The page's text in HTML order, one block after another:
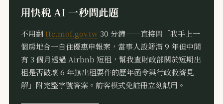
用快稅 AI 一秒問此題
不用翻ttc.mof.gov.tw 30 分鐘——直接問「我手上一
個房地合一自住優惠申報案，當事人設籍滿 9 年但中間
有 3 個月透過 Airbnb 短租，幫我查財政部關於短期出
租是否破壞 6 年無出租要件的歷年函令與行政救濟見
解」附完整字號答案。訪客模式免註冊立刻試用。